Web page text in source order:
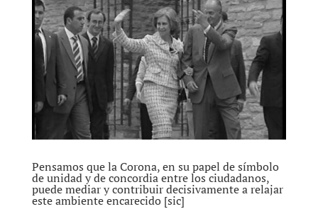
Pensamos que la Corona, en su papel de símbolo
de unidad y de concordia entre los ciudadanos,
puede mediar y contribuir decisivamente a relajar
este ambiente encarecido [sic]